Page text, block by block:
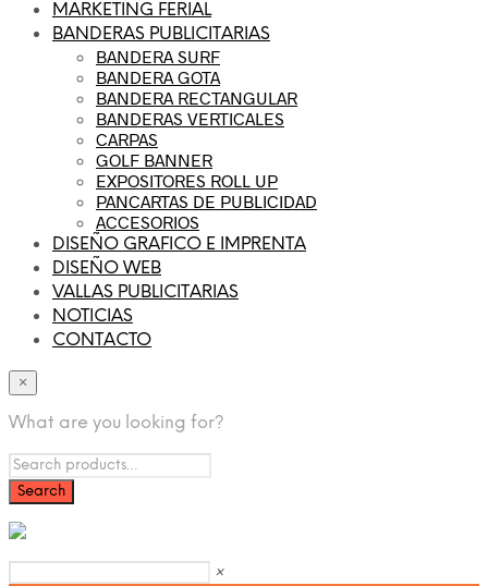
MARKETING FERIAL
BANDERAS PUBLICITARIAS
BANDERA SURF
BANDERA GOTA
BANDERA RECTANGULAR
BANDERAS VERTICALES
CARPAS
GOLF BANNER
EXPOSITORES ROLL UP
PANCARTAS DE PUBLICIDAD
ACCESORIOS
DISEÑO GRAFICO E IMPRENTA
DISEÑO WEB
VALLAS PUBLICITARIAS
NOTICIAS
CONTACTO
×
What are you looking for?
×